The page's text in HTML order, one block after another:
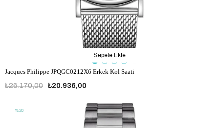
Jacques Philippe JPQGC0212X6 Erkek Kol Saati
₺20.936,00
₺26.170,00
Sepete Ekle
%20